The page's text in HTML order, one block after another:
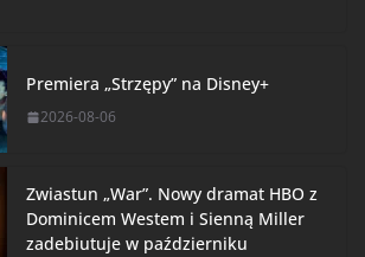
Premiera „Strzępy” na Disney+
2026-08-06
Zwiastun „War”. Nowy dramat HBO z
Dominicem Westem i Sienną Miller
zadebiutuje w październiku